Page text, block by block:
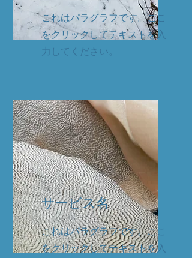
これはパラグラフです。ここ
をクリックしてテキストを入
力してください。
サービス名
これはパラグラフです。ここ
をクリックしてテキストを入